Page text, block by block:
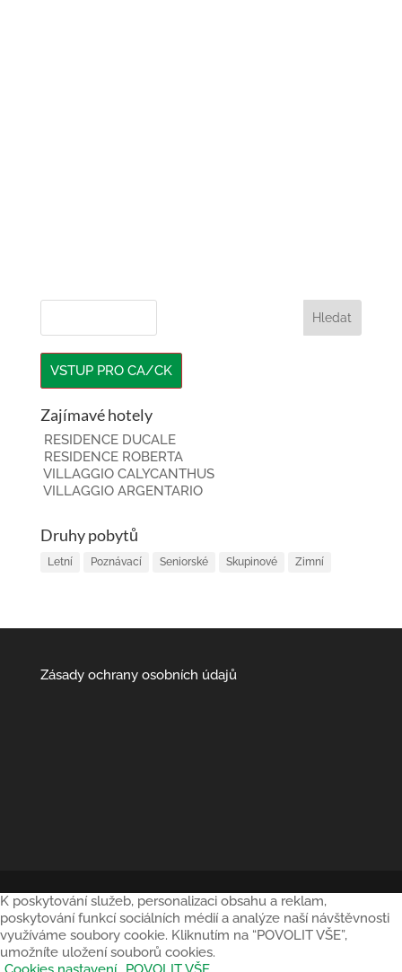
VSTUP PRO CA/CK
Zajímavé hotely
RESIDENCE DUCALE
RESIDENCE ROBERTA
VILLAGGIO CALYCANTHUS
VILLAGGIO ARGENTARIO
Druhy pobytů
Letní Poznávací Seniorské Skupinové Zimní
Zásady ochrany osobních údajů
K poskytování služeb, personalizaci obsahu a reklam,
poskytování funkcí sociálních médií a analýze naší návštěvnosti
využíváme soubory cookie. Kliknutím na “POVOLIT VŠE”,
umožníte uložení souborů cookies.